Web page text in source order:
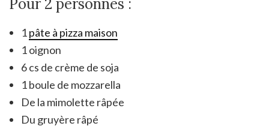
1pâte à pizza maison
1 oignon
6 cs de crème de soja
1 boule de mozzarella
De la mimolette râpée
Du gruyère râpé